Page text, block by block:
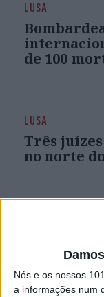
Nós e os nossos
a informações num
LUSA
de 100
LUSA
Três
no norte
Banco e
cartazes